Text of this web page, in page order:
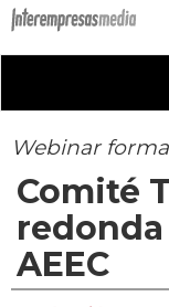
Webinar
Comité
redonda
AEEC